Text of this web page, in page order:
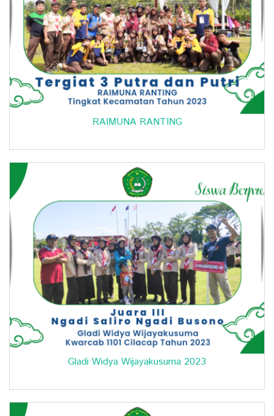
RAIMUNA RANTING
Gladi Widya Wijayakusuma 2023